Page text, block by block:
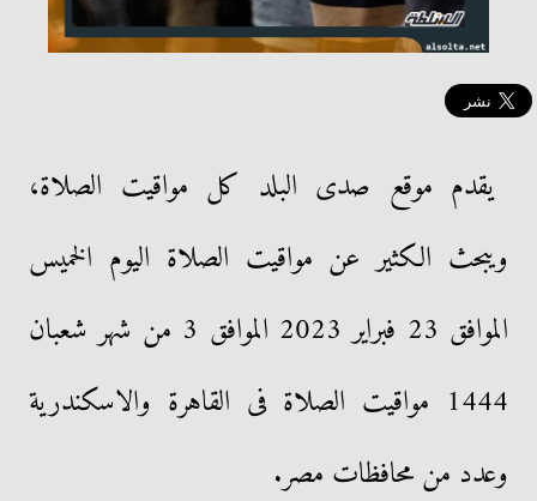
يقدم موقع صدى البلد كل مواقيت الصلاة،
ويبحث الكثير عن مواقيت الصلاة اليوم الخميس
الموافق 23 فبراير 2023 الموافق 3 من شهر شعبان
1444 مواقيت الصلاة فى القاهرة والاسكندرية
وعدد من محافظات مصر.